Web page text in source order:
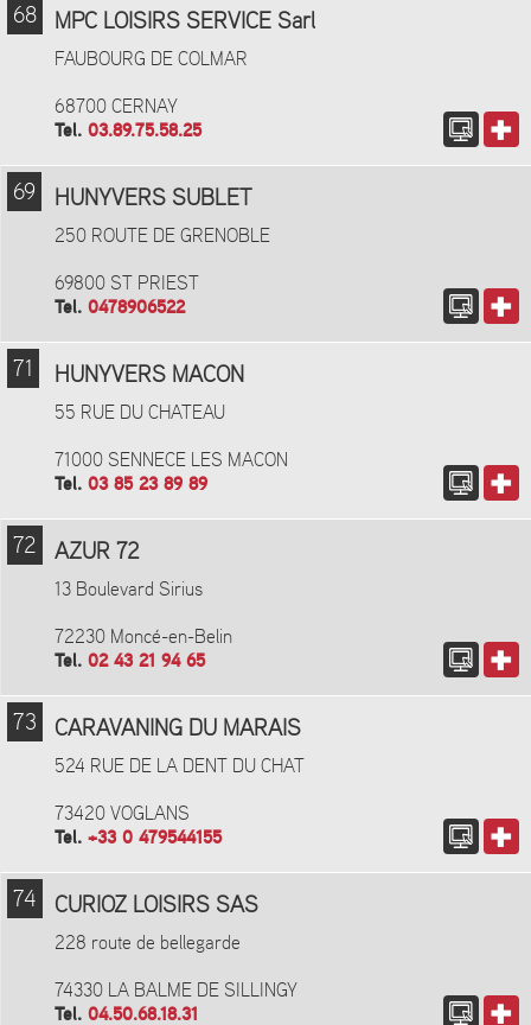
68 MPC LOISIRS SERVICE Sarl
FAUBOURG DE COLMAR
68700 CERNAY
Tel. 03.89.75.58.25
69 HUNYVERS SUBLET
250 ROUTE DE GRENOBLE
69800 ST PRIEST
Tel. 0478906522
71 HUNYVERS MACON
55 RUE DU CHATEAU
71000 SENNECE LES MACON
Tel. 03 85 23 89 89
72 AZUR 72
13 Boulevard Sirius
72230 Moncé-en-Belin
Tel. 02 43 21 94 65
73 CARAVANING DU MARAIS
524 RUE DE LA DENT DU CHAT
73420 VOGLANS
Tel. +33 0 479544155
74 CURIOZ LOISIRS SAS
228 route de bellegarde
74330 LA BALME DE SILLINGY
Tel. 04.50.68.18.31